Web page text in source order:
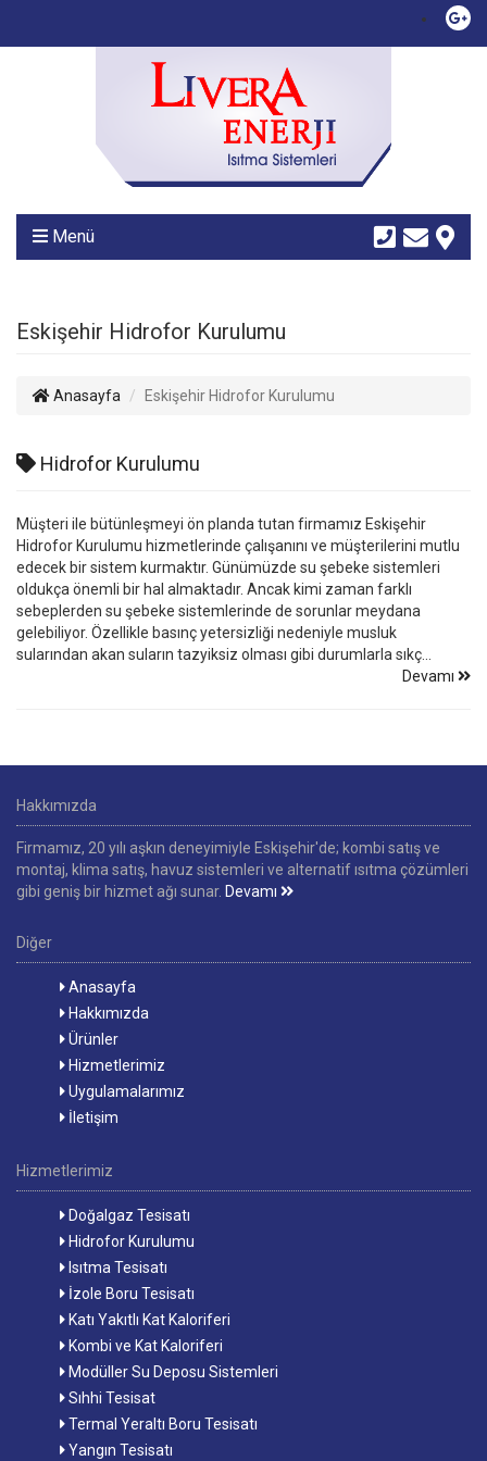
Menü
Eskişehir Hidrofor Kurulumu
Anasayfa Eskişehir Hidrofor Kurulumu
Hidrofor Kurulumu
Müşteri ile bütünleşmeyi ön planda tutan firmamız Eskişehir
Hidrofor Kurulumu hizmetlerinde çalışanını ve müşterilerini mutlu
edecek bir sistem kurmaktır. Günümüzde su şebeke sistemleri
oldukça önemli bir hal almaktadır. Ancak kimi zaman farklı
sebeplerden su şebeke sistemlerinde de sorunlar meydana
gelebiliyor. Özellikle basınç yetersizliği nedeniyle musluk
sularından akan suların tazyiksiz olması gibi durumlarla sıkç...
Devamı
Hakkımızda
Firmamız, 20 yılı aşkın deneyimiyle Eskişehir'de; kombi satış ve
montaj, klima satış, havuz sistemleri ve alternatif ısıtma çözümleri
gibi geniş bir hizmet ağı sunar. Devamı
Diğer
Anasayfa
Hakkımızda
Ürünler
Hizmetlerimiz
Uygulamalarımız
İletişim
Hizmetlerimiz
Doğalgaz Tesisatı
Hidrofor Kurulumu
Isıtma Tesisatı
İzole Boru Tesisatı
Katı Yakıtlı Kat Kaloriferi
Kombi ve Kat Kaloriferi
Modüller Su Deposu Sistemleri
Sıhhi Tesisat
Termal Yeraltı Boru Tesisatı
Yangın Tesisatı